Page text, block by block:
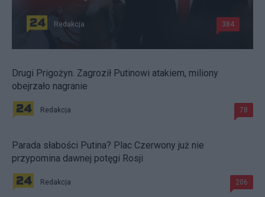
Redakcja 384
Drugi Prigożyn. Zagroził Putinowi atakiem, miliony
obejrzało nagranie
Redakcja 78
Parada słabości Putina? Plac Czerwony już nie
przypomina dawnej potęgi Rosji
Redakcja 206